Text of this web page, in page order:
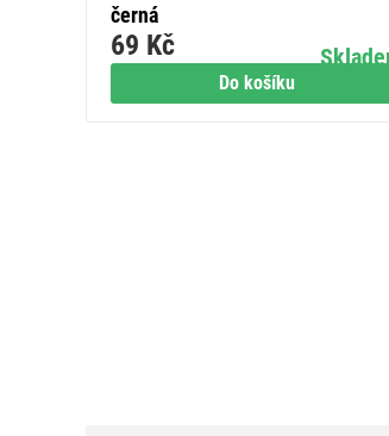
Do košíku
černá
69 Kč